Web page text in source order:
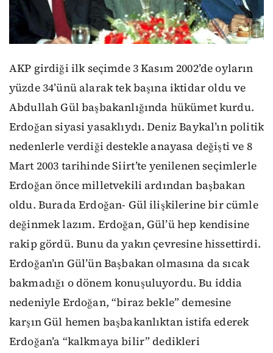
AKP girdiği ilk seçimde 3 Kasım 2002’de oyların
yüzde 34’ünü alarak tek başına iktidar oldu ve
Abdullah Gül başbakanlığında hükümet kurdu.
Erdoğan siyasi yasaklıydı. Deniz Baykal’ın politik
nedenlerle verdiği destekle anayasa değişti ve 8
Mart 2003 tarihinde Siirt’te yenilenen seçimlerle
Erdoğan önce milletvekili ardından başbakan
oldu. Burada Erdoğan- Gül ilişkilerine bir cümle
değinmek lazım. Erdoğan, Gül’ü hep kendisine
rakip gördü. Bunu da yakın çevresine hissettirdi.
Erdoğan’ın Gül’ün Başbakan olmasına da sıcak
bakmadığı o dönem konuşuluyordu. Bu iddia
nedeniyle Erdoğan, “biraz bekle” demesine
karşın Gül hemen başbakanlıktan istifa ederek
Erdoğan’a “kalkmaya bilir” dedikleri